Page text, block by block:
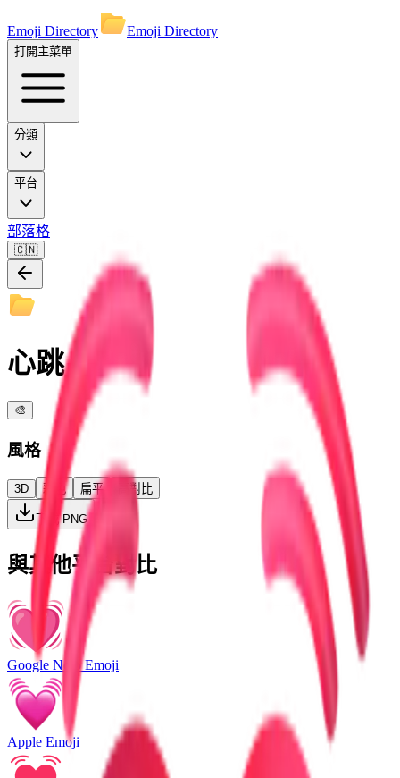
Emoji Directory Emoji Directory
打開主菜單
分類
平台
部落格
🇨🇳
心跳
🎨
風格
3D 彩色 扁平 高對比
下載 PNG
與其他平台對比
Google Noto Emoji
Apple Emoji